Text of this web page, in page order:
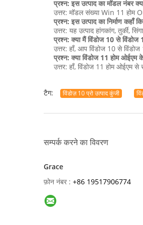
प्रश्न: इस उत्पाद का मॉडल नंबर
उत्तर: मॉडल संख्या Win 11 होम
प्रश्न: इस उत्पाद का निर्माण कहाँ
उत्तर: यह उत्पाद हांगकांग, तुर्की,
प्रश्न: क्या मैं विंडोज 10 से
उत्तर: हाँ, आप विंडोज 10 से
प्रश्न: क्या विंडोज 11 होम ओईएम
उत्तर: हाँ, विंडोज 11 होम ओईएम से
टैग: विंडोज़ 10 प्रो उत्पाद कुंजी
सम्पर्क करने का विवरण
Grace
फ़ोन नंबर : +86 19517906774